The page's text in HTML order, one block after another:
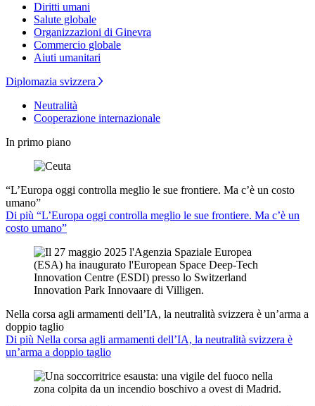
Diritti umani
Salute globale
Organizzazioni di Ginevra
Commercio globale
Aiuti umanitari
Diplomazia svizzera
Neutralità
Cooperazione internazionale
In primo piano
“L’Europa oggi controlla meglio le sue frontiere. Ma c’è un costo
umano”
Di più “L’Europa oggi controlla meglio le sue frontiere. Ma c’è un
costo umano”
Nella corsa agli armamenti dell’IA, la neutralità svizzera è un’arma a
doppio taglio
Di più Nella corsa agli armamenti dell’IA, la neutralità svizzera è
un’arma a doppio taglio